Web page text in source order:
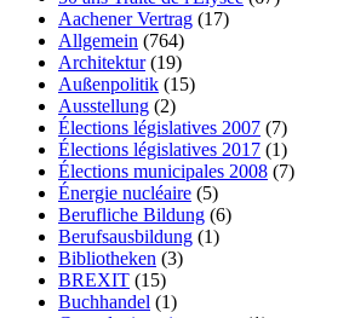
Aachener Vertrag (17)
Allgemein (764)
Architektur(19)
Außenpolitik (15)
Ausstellung (2)
Élections législatives 2007 (7)
Élections législatives 2017 (1)
Élections municipales 2008 (7)
Énergie nucléaire (5)
Berufliche Bildung (6)
Berufsausbildung (1)
Bibliotheken (3)
BREXIT (15)
Buchhandel (1)